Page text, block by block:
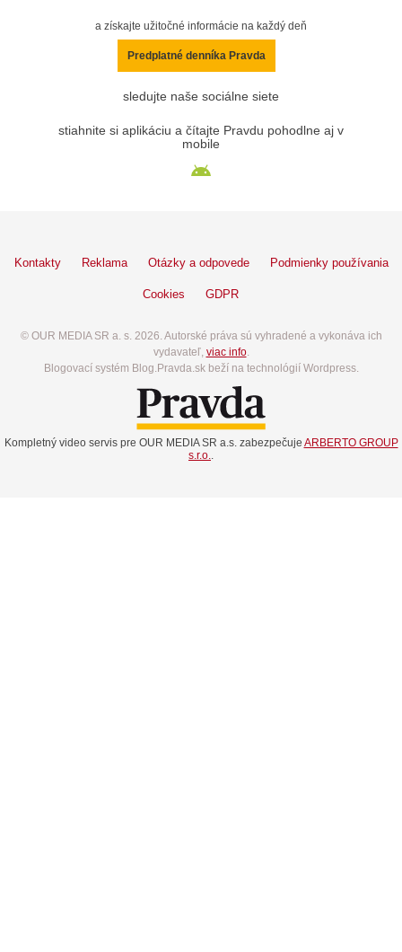
a získajte užitočné informácie na každý deň
Predplatné denníka Pravda
sledujte naše sociálne siete
stiahnite si aplikáciu a čítajte Pravdu pohodlne aj v
mobile
Kontakty Reklama Otázky a odpovede Podmienky používania
Cookies GDPR
© OUR MEDIA SR a. s. 2026. Autorské práva sú vyhradené a vykonáva ich
vydavateľ, viac info.
Blogovací systém Blog.Pravda.sk beží na technológií Wordpress.
Kompletný video servis pre OUR MEDIA SR a.s. zabezpečuje ARBERTO GROUP
s.r.o..